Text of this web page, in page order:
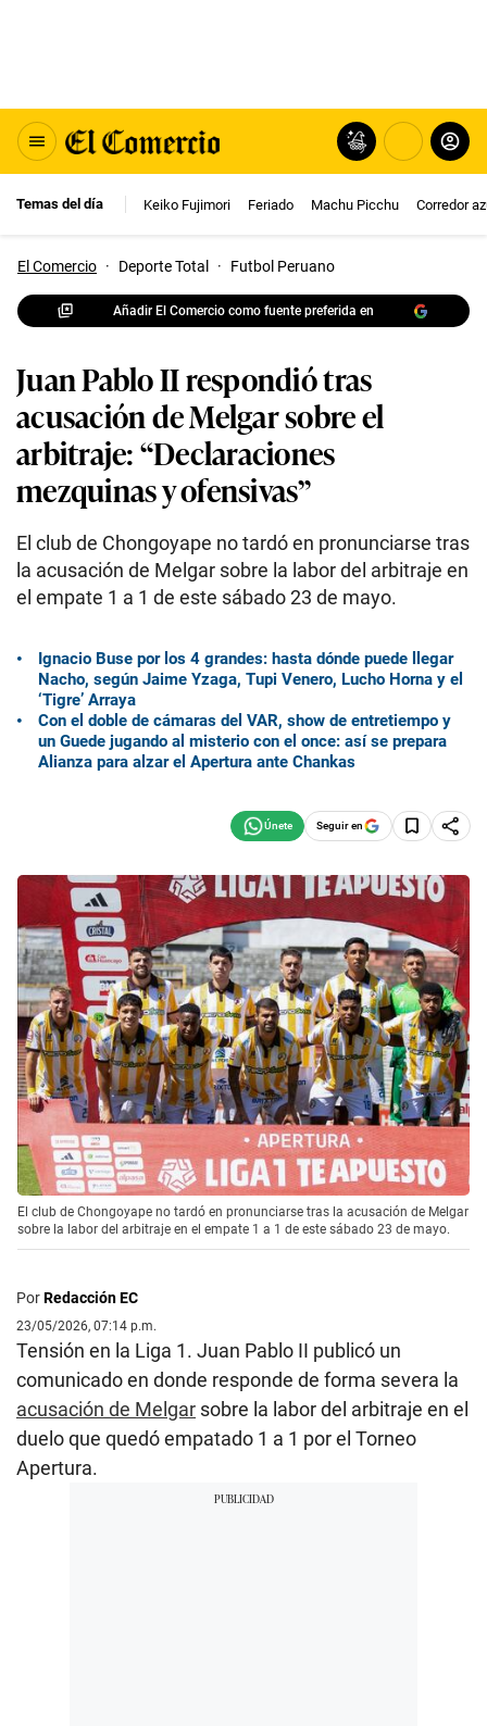
Temas del día Keiko Fujimori Feriado Machu Picchu Corredor
El Comercio · Deporte Total · Futbol Peruano
Añadir El Comercio como fuente preferida en
Juan Pablo II respondió tras
acusación de Melgar sobre el
arbitraje: “Declaraciones
mezquinas y ofensivas”
El club de Chongoyape no tardó en pronunciarse tras
la acusación de Melgar sobre la labor del arbitraje en
el empate 1 a 1 de este sábado 23 de mayo.
Ignacio Buse por los 4 grandes: hasta dónde puede llegar
Nacho, según Jaime Yzaga, Tupi Venero, Lucho Horna y el
‘Tigre’ Arraya
Con el doble de cámaras del VAR, show de entretiempo y
un Guede jugando al misterio con el once: así se prepara
Alianza para alzar el Apertura ante Chankas
Seguir en
El club de Chongoyape no tardó en pronunciarse tras la acusación de Melgar
sobre la labor del arbitraje en el empate 1 a 1 de este sábado 23 de mayo.
PorRedacción EC
23/05/2026, 07:14 p.m.
Tensión en la Liga 1. Juan Pablo II publicó un
comunicado en donde responde de forma severa la
acusación de Melgar sobre la labor del arbitraje en el
duelo que quedó empatado 1 a 1 por el Torneo
Apertura.